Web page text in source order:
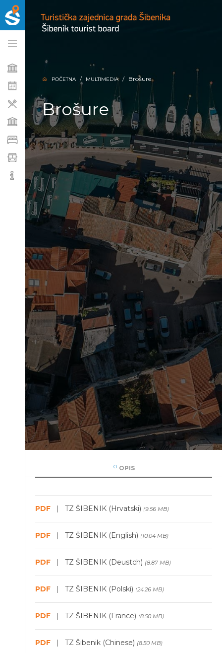
POČETNA MULTIMEDIA Brošure
Brošure
OPIS
PDF | TZ ŠIBENIK (Hrvatski) (9.56 MB)
PDF | TZ ŠIBENIK (English) (10.04 MB)
PDF | TZ ŠIBENIK (Deustch) (8.87 MB)
PDF | TZ ŠIBENIK (Polski) (24.26 MB)
PDF | TZ ŠIBENIK (France) (8.50 MB)
PDF | TZ Šibenik (Chinese) (8.50 MB)